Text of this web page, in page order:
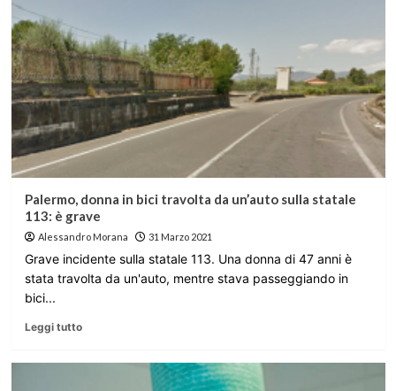
Palermo, donna in bici travolta da un’auto sulla statale
113: è grave
Alessandro Morana 31 Marzo 2021
Grave incidente sulla statale 113. Una donna di 47 anni è
stata travolta da un'auto, mentre stava passeggiando in
bici...
Leggi tutto